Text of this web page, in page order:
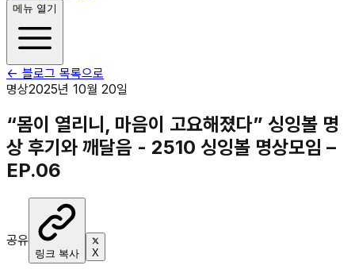
메뉴 열기
← 블로그 목록으로
명상2025년 10월 20일
“몸이 열리니, 마음이 고요해졌다” 싱잉볼 명
상 후기와 깨달음 - 2510 싱잉볼 명상모임 –
EP.06
공유
링크 복사 X